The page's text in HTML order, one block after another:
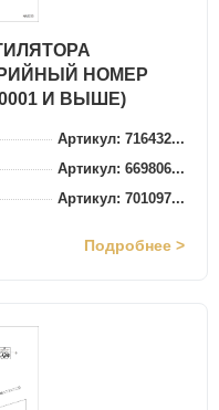
НОМЕР
И ВЫШЕ)
Артикул: 716432...
Артикул: 669806...
Артикул: 701097...
Подробнее >